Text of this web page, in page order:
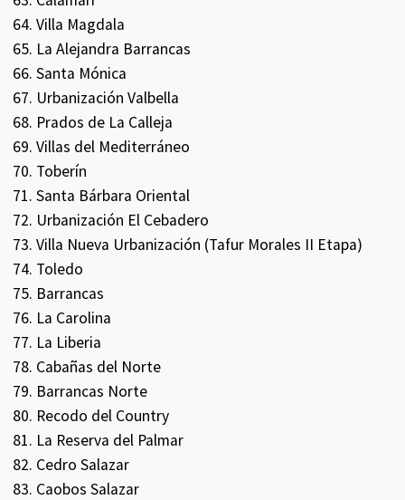
Villa Magdala
La Alejandra Barrancas
Santa Mónica
Urbanización Valbella
Prados de La Calleja
Villas del Mediterráneo
Toberín
Santa Bárbara Oriental
Urbanización El Cebadero
Villa Nueva Urbanización (Tafur Morales II Etapa)
Toledo
Barrancas
La Carolina
La Liberia
Cabañas del Norte
Barrancas Norte
Recodo del Country
La Reserva del Palmar
Cedro Salazar
Caobos Salazar